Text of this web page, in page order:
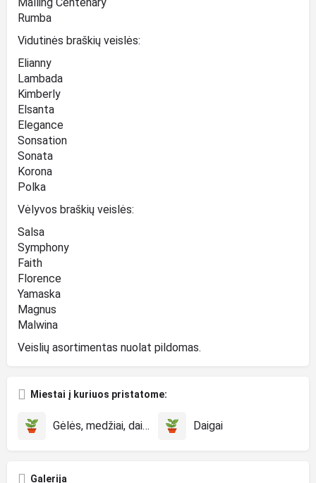
Rumba
Vidutinės braškių veislės:
Elianny
Lambada
Kimberly
Elsanta
Elegance
Sonsation
Sonata
Korona
Polka
Vėlyvos braškių veislės:
Salsa
Symphony
Faith
Florence
Yamaska
Magnus
Malwina
Veislių asortimentas nuolat pildomas.
Miestai į kuriuos pristatome:
Gėlės, medžiai, daigai Daigai
Galerija